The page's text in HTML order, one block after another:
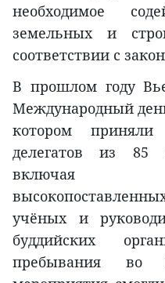
необходимое
земельных и
соответствии с
В прошлом году
Международный
котором
делегатов из 85
включая
учёных и
буддийских
пребывания во